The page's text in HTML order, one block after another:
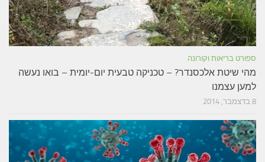
ספורט בריאות וקורונה
מהי שיטת אלכסנדר? – טכניקה טבעית יום-יומית – בואו נעשה
למען עצמנו
8 בדצמבר, 2014